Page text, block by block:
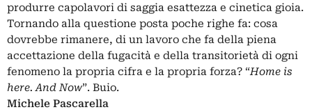
produrre capolavori di saggia esattezza e cinetica gioia.
Tornando alla questione posta poche righe fa: cosa
dovrebbe rimanere, di un lavoro che fa della piena
accettazione della fugacità e della transitorietà di ogni
fenomeno la propria cifra e la propria forza? “Home is
here. And Now”. Buio.
Michele Pascarella